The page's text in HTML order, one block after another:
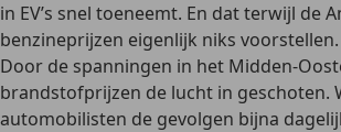
in EV’s snel toeneemt. En dat terwijl de
benzineprijzen eigenlijk niks voorstellen.
Door de spanningen in het Midden-
brandstofprijzen de lucht in geschoten.
automobilisten de gevolgen bijna